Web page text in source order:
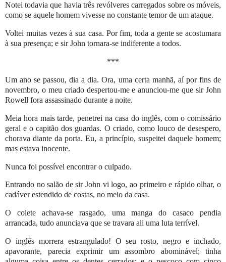
Notei todavia que havia três revólveres carregados sobre os móveis,
como se aquele homem vivesse no constante temor de um ataque.
Voltei muitas vezes à sua casa. Por fim, toda a gente se acostumara
à sua presença; e sir John tornara-se indiferente a todos.
***
Um ano se passou, dia a dia. Ora, uma certa manhã, aí por fins de
novembro, o meu criado despertou-me e anunciou-me que sir John
Rowell fora assassinado durante a noite.
Meia hora mais tarde, penetrei na casa do inglês, com o comissário
geral e o capitão dos guardas. O criado, como louco de desespero,
chorava diante da porta. Eu, a princípio, suspeitei daquele homem;
mas estava inocente.
Nunca foi possível encontrar o culpado.
Entrando no salão de sir John vi logo, ao primeiro e rápido olhar, o
cadáver estendido de costas, no meio da casa.
O colete achava-se rasgado, uma manga do casaco pendia
arrancada, tudo anunciava que se travara ali uma luta terrível.
O inglês morrera estrangulado! O seu rosto, negro e inchado,
apavorante, parecia exprimir um assombro abominável; tinha